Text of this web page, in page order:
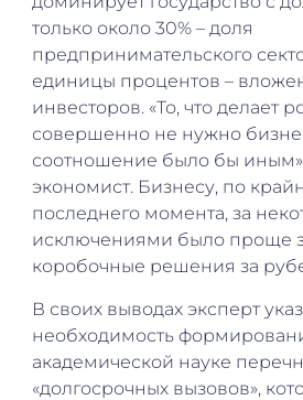
только около 30% – доля
предпринимательского
единицы процентов –
инвесторов. «То, что делает
совершенно не нужно
соотношение было бы
экономист. Бизнесу, по
последнего момента, за
исключениями было проще
коробочные решения за
В своих выводах эксперт
необходимость
академической науке
«долгосрочных вызовов»,